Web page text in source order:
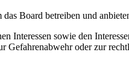
Board betreiben und
Interessen sowie den
Gefahrenabwehr oder zur